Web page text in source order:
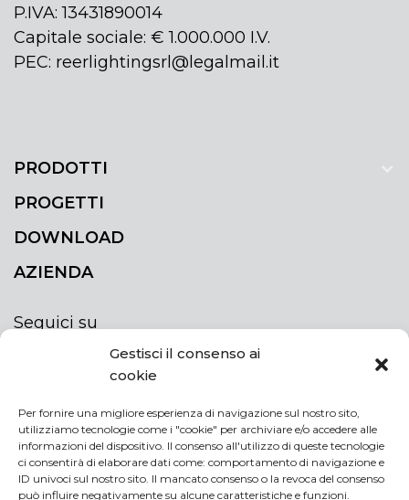
Gestisci il consenso ai
cookie
Per fornire una migliore esperienza di navigazione sul nostro sito,
utilizziamo tecnologie come i "cookie" per archiviare e/o accedere alle
informazioni del dispositivo. Il consenso all'utilizzo di queste tecnologie
ci consentirà di elaborare dati come: comportamento di navigazione e
ID univoci sul nostro sito. Il mancato consenso o la revoca del consenso
può influire negativamente su alcune caratteristiche e funzioni.
P.IVA: 13431890014
Capitale sociale: € 1.000.000 I.V.
PEC: reerlightingsrl@legalmail.it
PRODOTTI
PROGETTI
DOWNLOAD
AZIENDA
Seguici su
ISCRIVITI ALLA NEWSLETTER
Rimani sempre aggiornato iscrivendoti alla
newsletter